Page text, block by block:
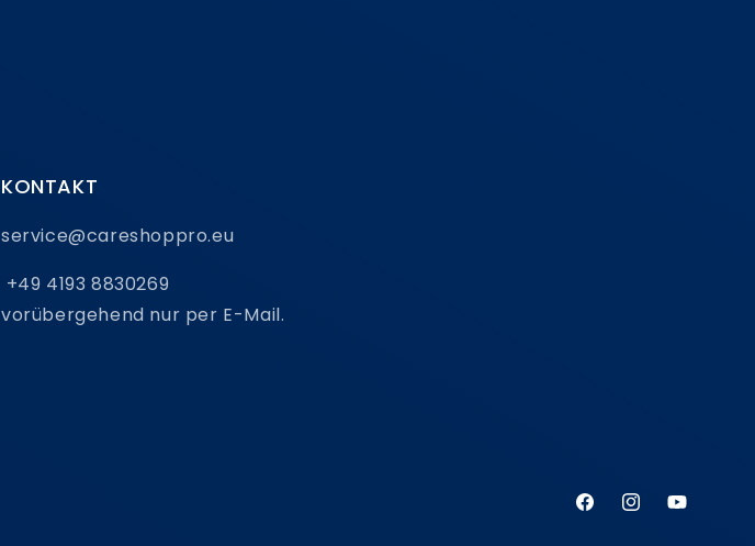
KONTAKT
service@careshoppro.eu
+49 4193 8830269
vorübergehend nur per E-Mail.
FacebookInstagramYouTube